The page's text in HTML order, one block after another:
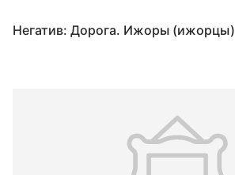
Негатив: Дорога. Ижоры (ижорцы)